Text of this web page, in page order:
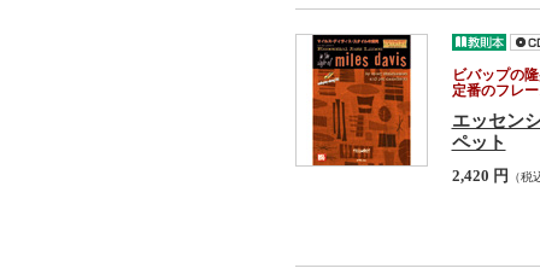
ビバップの
定番のフレ
エッセン
ペット
2,420 円 （税